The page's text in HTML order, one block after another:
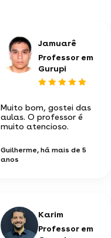
Jamuarê
Professor em
Gurupi
Muito bom, gostei das
aulas. O professor é
muito atencioso.
Guilherme, há mais de 5
anos
Karim
Professor em